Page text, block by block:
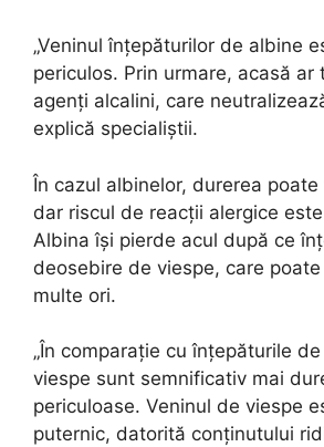
„Veninul înțepăturilor de albine
periculos. Prin urmare, acasă ar
agenți alcalini, care
explică specialiștii.
În cazul albinelor, durerea
dar riscul de reacții alergice
Albina își pierde acul după ce
deosebire de viespe, care
multe ori.
„În comparație cu înțepăturile
viespe sunt semnificativ mai
periculoase. Veninul de viespe
puternic, datorită conținutului